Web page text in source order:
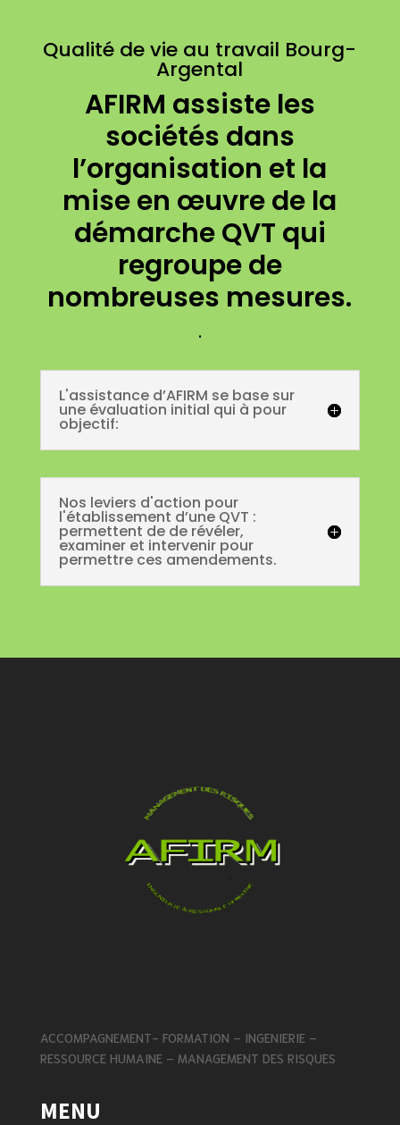
Qualité de vie au travail Bourg-
Argental
AFIRM assiste les
sociétés dans
l’organisation et la
mise en œuvre de la
démarche QVT qui
regroupe de
nombreuses mesures.
.
L'assistance d’AFIRM se base sur
une évaluation initial qui à pour
objectif:
Nos leviers d'action pour
l'établissement d’une QVT :
permettent de de révéler,
examiner et intervenir pour
permettre ces amendements.
ACCOMPAGNEMENT- FORMATION – INGENIERIE –
RESSOURCE HUMAINE – MANAGEMENT DES RISQUES
MENU